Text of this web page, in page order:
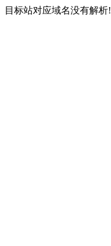
目标站对应域名没有解析!